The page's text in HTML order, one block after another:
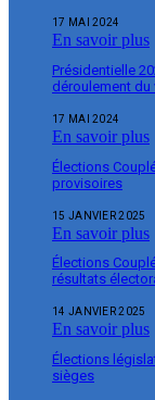
17 MAI 2024
En savoir plus
Présidentielle
déroulement du
17 MAI 2024
En savoir plus
Élections
provisoires
15 JANVIER 2025
En savoir plus
Élections
résultats
14 JANVIER 2025
En savoir plus
Élections
sièges